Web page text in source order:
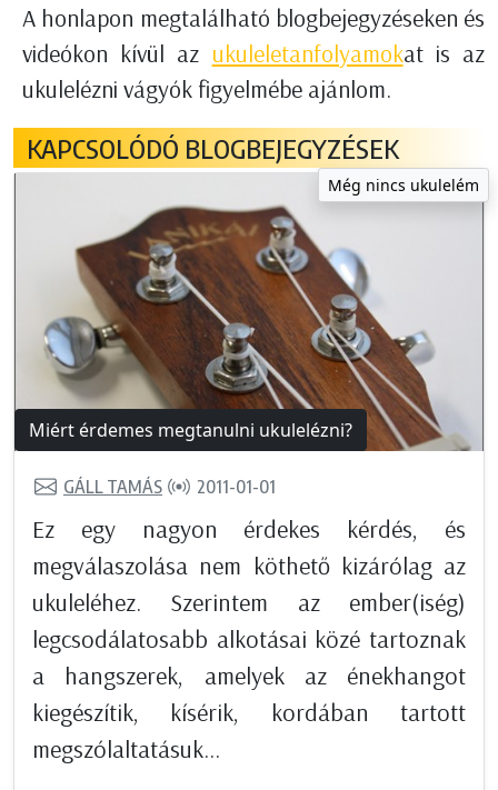
A honlapon megtalálható blogbejegyzéseken és
videókon kívül az ukuleletanfolyamokat is az
ukulelézni vágyók figyelmébe ajánlom.
KAPCSOLÓDÓ BLOGBEJEGYZÉSEK
Még nincs ukulelém
Miért érdemes megtanulni ukulelézni?
GÁLL TAMÁS 2011-01-01
Ez egy nagyon érdekes kérdés, és
megválaszolása nem köthető kizárólag az
ukuleléhez. Szerintem az ember(iség)
legcsodálatosabb alkotásai közé tartoznak
a hangszerek, amelyek az énekhangot
kiegészítik, kísérik, kordában tartott
megszólaltatásuk...